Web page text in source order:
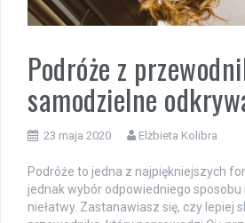
Podróże z
samodzielne
23 maja 2020 Elżbieta Kolibra
Podróże to jedna z najpiękniejszych
jednak wybór odpowiedniego
niełatwy. Zastanawiasz się, czy lepiej